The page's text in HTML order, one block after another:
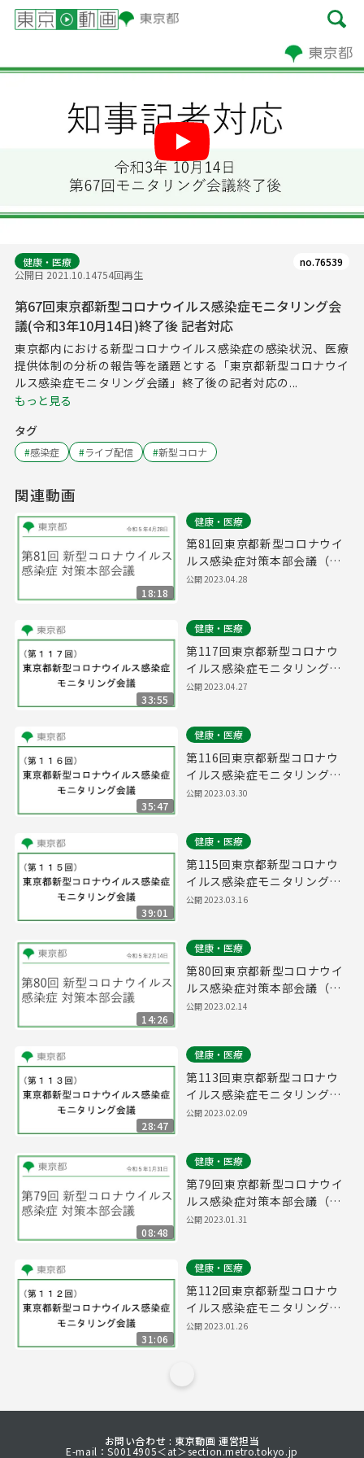
健康・医療
公開日 2021.10.14754回再生
no.76539
第67回東京都新型コロナウイルス感染症モニタリング会
議(令和3年10月14日)終了後 記者対応
東京都内における新型コロナウイルス感染症の感染状況、医療
提供体制の分析の報告等を議題とする「東京都新型コロナウイ
ルス感染症モニタリング会議」終了後の記者対応の...
もっと見る
タグ
#感染症 #ライブ配信 #新型コロナ
関連動画
18:18
健康・医療
第81回東京都新型コロナウイ
ルス感染症対策本部会議（令
和5年4月28日 17時00分～）
公開2023.04.28
33:55
健康・医療
第117回東京都新型コロナウ
イルス感染症モニタリング会
議(令和5年4月28日11時00分
公開2023.04.27
35:47
健康・医療
第116回東京都新型コロナウ
イルス感染症モニタリング会
議(令和5年3月30日13時00分
公開2023.03.30
39:01
健康・医療
第115回東京都新型コロナウ
イルス感染症モニタリング会
議(令和5年3月16日14時45分
公開2023.03.16
14:26
健康・医療
第80回東京都新型コロナウイ
ルス感染症対策本部会議（令
和5年2月14日 16時45分～）
公開2023.02.14
28:47
健康・医療
第113回東京都新型コロナウ
イルス感染症モニタリング会
議(令和5年2月9日17時15分
公開2023.02.09
08:48
健康・医療
第79回東京都新型コロナウイ
ルス感染症対策本部会議（令
和5年1月31日 16時15分～）
公開2023.01.31
31:06
健康・医療
第112回東京都新型コロナウ
イルス感染症モニタリング会
議(令和5年1月26日16時15分
公開2023.01.26
お問い合わせ : 東京動画 運営担当
E-mail：S0014905＜at＞section.metro.tokyo.jp